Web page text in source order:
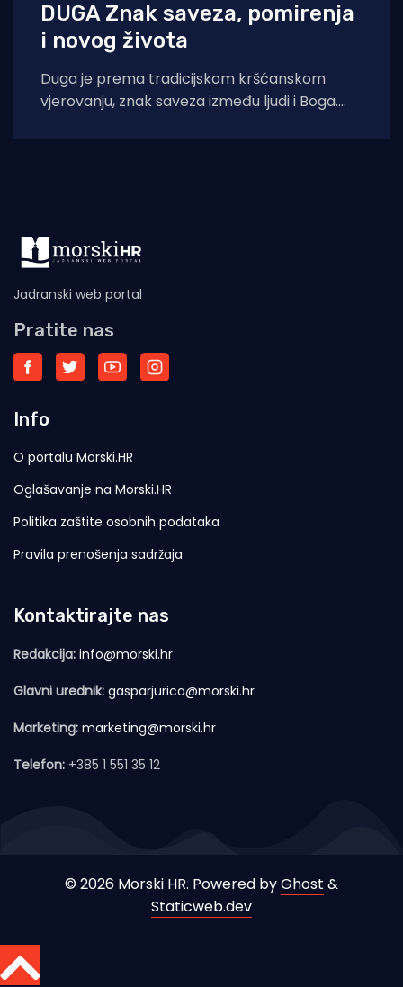
DUGA Znak saveza, pomirenja
i novog života
Duga je prema tradicijskom kršćanskom
vjerovanju, znak saveza između ljudi i Boga.
Jadranski web portal
Pratite nas
Info
O portalu Morski.HR
Oglašavanje na Morski.HR
Politika zaštite osobnih podataka
Pravila prenošenja sadržaja
Kontaktirajte nas
Redakcija: info@morski.hr
Glavni urednik: gasparjurica@morski.hr
Marketing: marketing@morski.hr
Telefon: +385 1 551 35 12
© 2026 Morski HR. Powered byGhost &
Staticweb.dev